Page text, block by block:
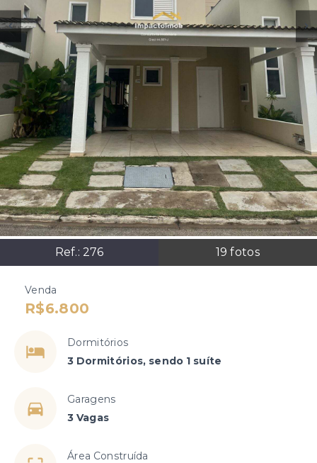
Ref.: 276 19 fotos
Venda
R$6.800
Dormitórios
3 Dormitórios, sendo 1 suíte
Garagens
3 Vagas
Área Construída